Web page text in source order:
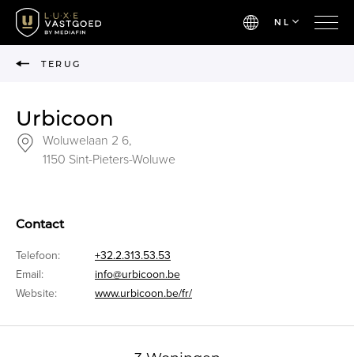
NL
TERUG
Urbicoon
Woluwelaan 2 6,
1150 Sint-Pieters-Woluwe
Contact
Telefoon:
+32.2.313.53.53
Email:
info@urbicoon.be
Website:
www.urbicoon.be/fr/